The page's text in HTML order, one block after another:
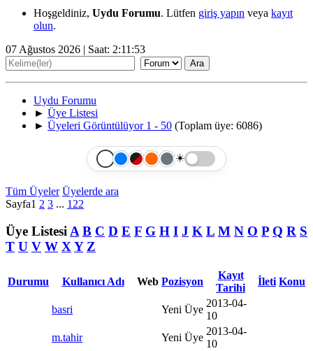
Hoşgeldiniz, Uydu Forumu. Lütfen giriş yapın veya kayıt
olun.
07 Ağustos 2026 | Saat: 2:11:53
Uydu Forumu
► Üye Listesi
► Üyeleri Görüntülüyor 1 - 50 (Toplam üye: 6086)
☀️
Tüm Üyeler Üyelerde ara
Sayfa1 2 3 ... 122
Üye Listesi A B C D E F G H I J K L M N O P Q R S
T U V W X Y Z
Durumu Kullanıcı Adı Web Pozisyon
Kayıt
Tarihi
İleti Konu
basri Yeni Üye
2013-04-
10
m.tahir
Yeni Üye
2013-04-
10